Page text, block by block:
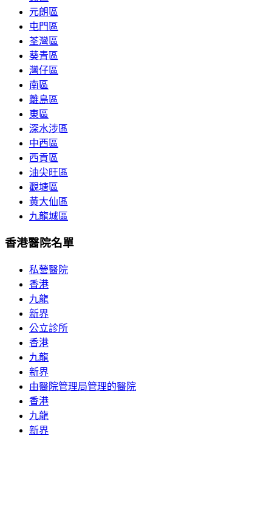
元朗區
屯門區
荃灣區
葵青區
灣仔區
南區
離島區
東區
深水涉區
中西區
西貢區
油尖旺區
觀塘區
黃大仙區
九龍城區
香港醫院名單
私營醫院
香港
九龍
新界
公立診所
香港
九龍
新界
由醫院管理局管理的醫院
香港
九龍
新界